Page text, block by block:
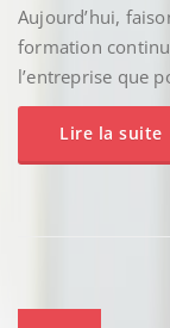
Aujourd’hui,
formation
l’entreprise que
Lire la suite